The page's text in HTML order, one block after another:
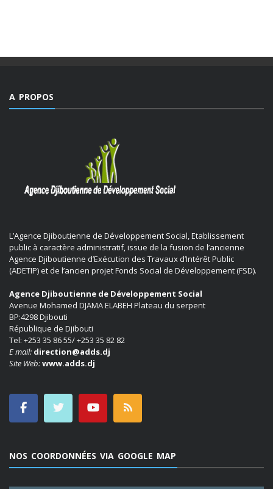
A PROPOS
L’Agence Djiboutienne de Développement Social, Etablissement
public à caractère administratif, issue de la fusion de l’ancienne
Agence Djiboutienne d’Exécution des Travaux d’Intérêt Public
(ADETIP) et de l’ancien projet Fonds Social de Développement (FSD).
Agence Djiboutienne de Développement Social
Avenue Mohamed DJAMA ELABEH Plateau du serpent
BP:4298 Djibouti
République de Djibouti
Tel: +253 35 86 55/ +253 35 82 82
E mail: direction@adds.dj
Site Web:www.adds.dj
NOS COORDONNÉES VIA GOOGLE MAP